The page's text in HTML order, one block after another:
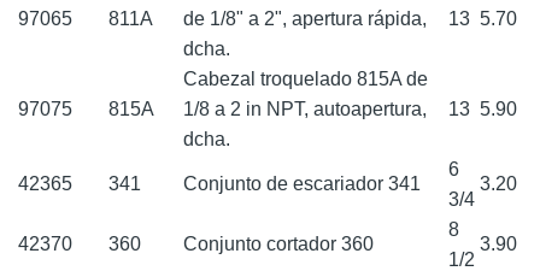
97065 811A
de 1/8" a 2", apertura rápida,
dcha.
13 5.70
97075 815A
Cabezal troquelado 815A de
1/8 a 2 in NPT, autoapertura,
dcha.
13 5.90
42365 341 Conjunto de escariador 341
6
3/4
3.20
42370 360 Conjunto cortador 360
8
1/2
3.90